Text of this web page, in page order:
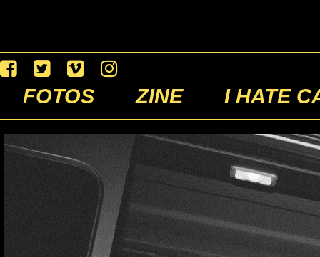
FOTOS ZINE I HATE